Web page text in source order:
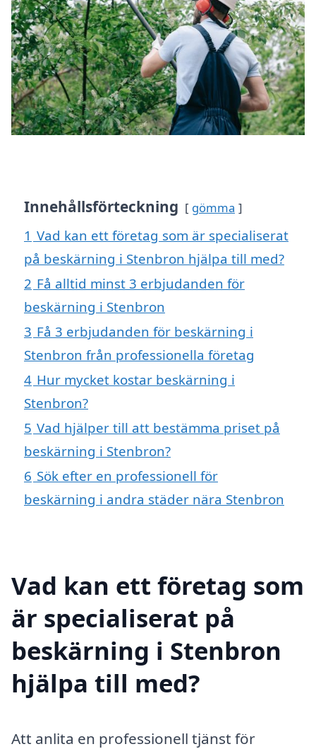
Innehållsförteckning gömma
1 Vad kan ett företag som är specialiserat
på beskärning i Stenbron hjälpa till med?
2 Få alltid minst 3 erbjudanden för
beskärning i Stenbron
3 Få 3 erbjudanden för beskärning i
Stenbron från professionella företag
4 Hur mycket kostar beskärning i
Stenbron?
5 Vad hjälper till att bestämma priset på
beskärning i Stenbron?
6 Sök efter en professionell för
beskärning i andra städer nära Stenbron
Vad kan ett företag som
är specialiserat på
beskärning i Stenbron
hjälpa till med?
Att anlita en professionell tjänst för